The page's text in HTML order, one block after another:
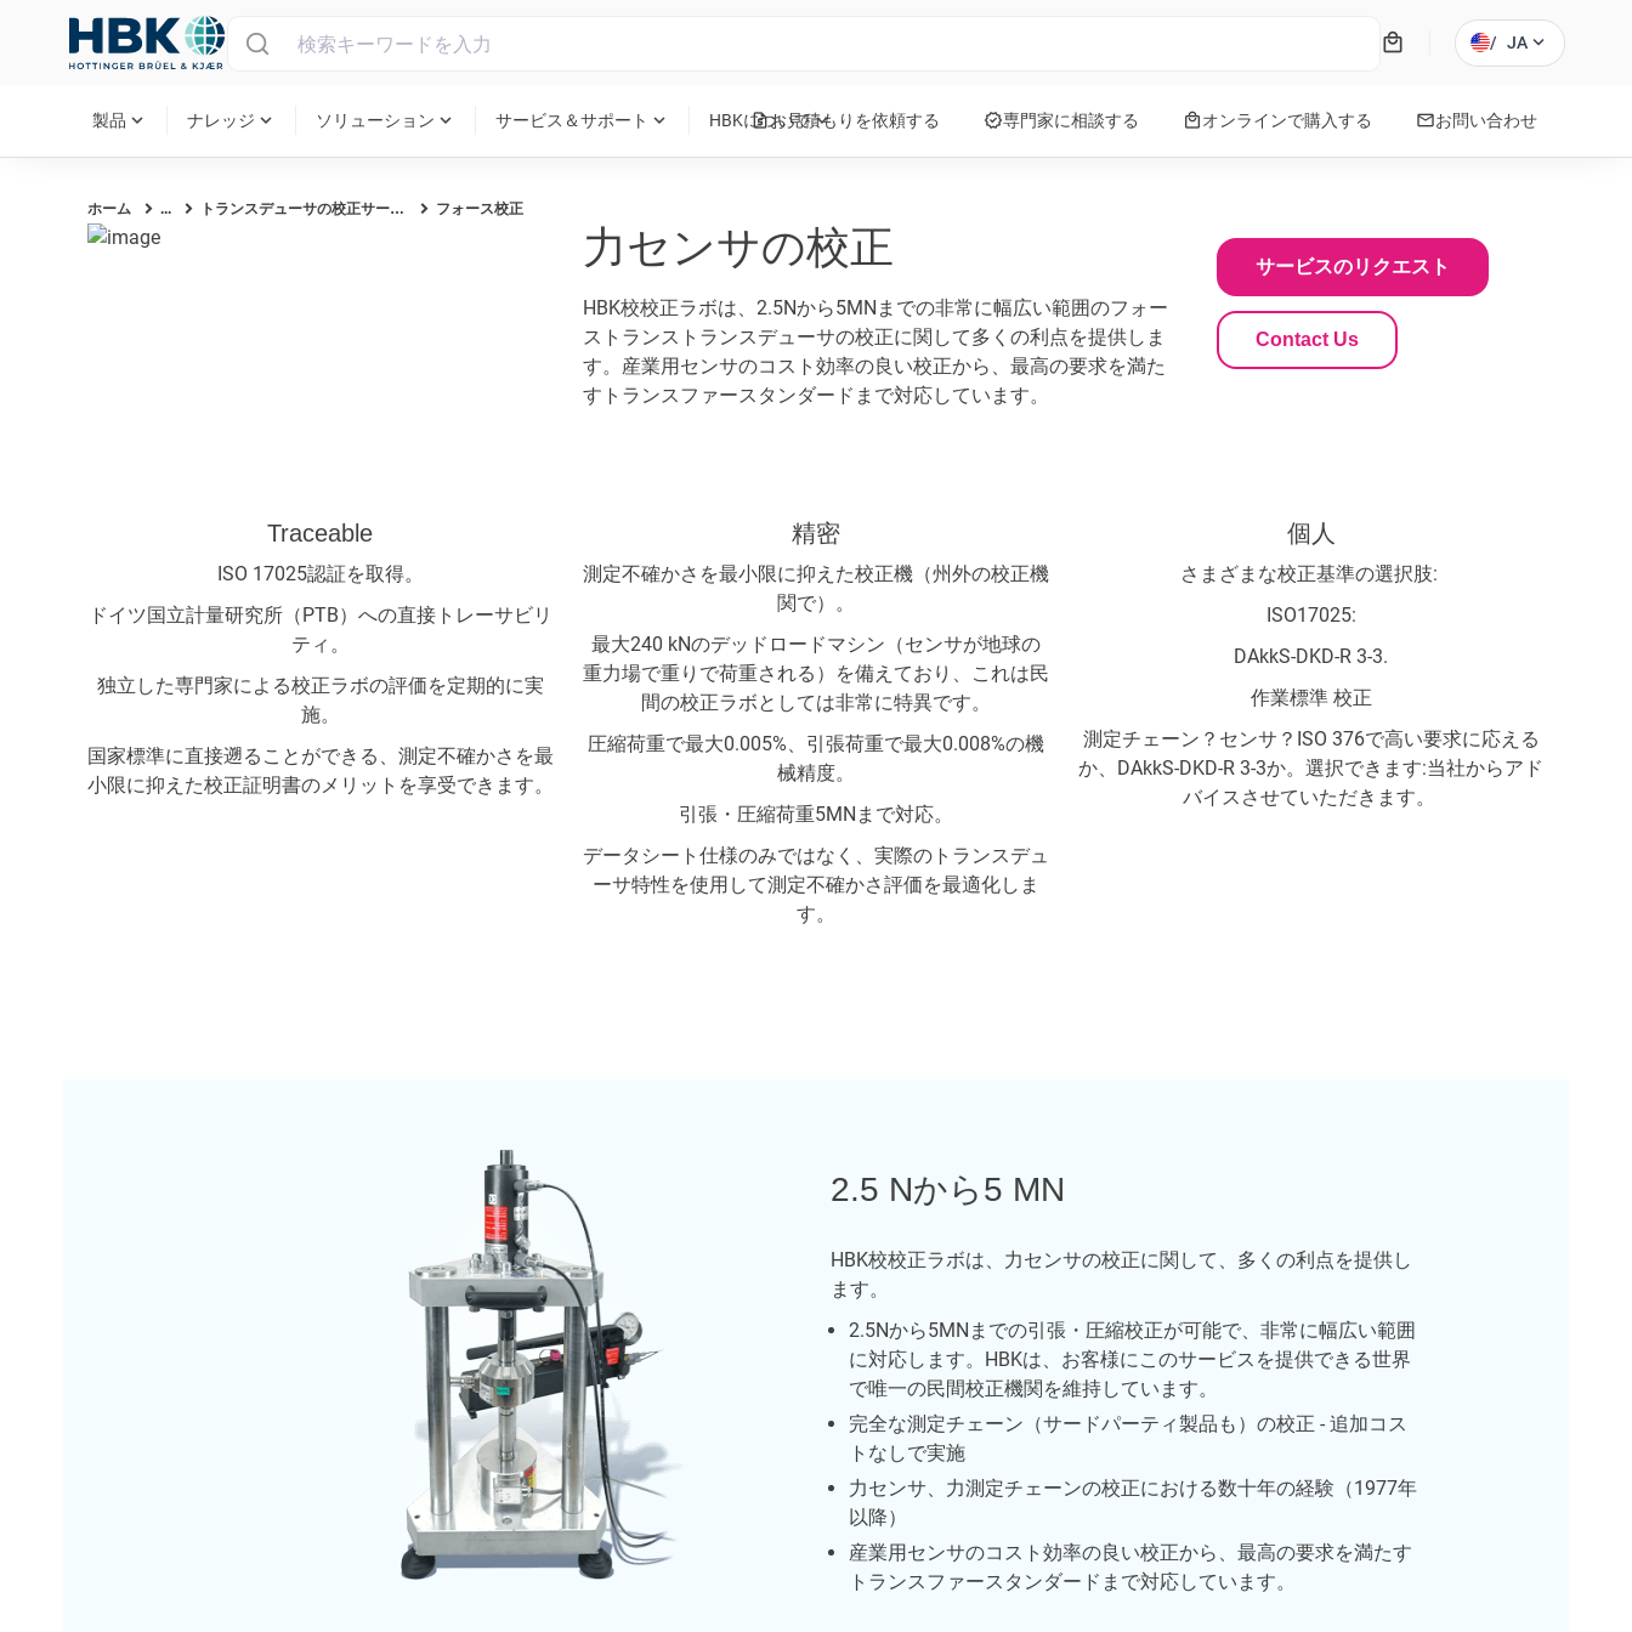
local_mall / JA expand_more
製品 expand_more ナレッジ expand_more ソリューション expand_more サービス＆サポート expand_more HBKについてexpand_more
request_quoteお見積もりを依頼する verified専門家に相談する local_mallオンラインで購入する mailお問い合わせ
ホーム ... トランスデューサの校正サービス フォース校正
力センサの校正
HBK校校正ラボは、2.5Nから5MNまでの非常に幅広い範囲のフォー
ストランストランスデューサの校正に関して多くの利点を提供しま
す。産業用センサのコスト効率の良い校正から、最高の要求を満た
すトランスファースタンダードまで対応しています。
サービスのリクエスト
Contact Us
Traceable
ISO 17025認証を取得。
ドイツ国立計量研究所（PTB）への直接トレーサビリ
ティ。
独立した専門家による校正ラボの評価を定期的に実
施。
国家標準に直接遡ることができる、測定不確かさを最
小限に抑えた校正証明書のメリットを享受できます。
精密
測定不確かさを最小限に抑えた校正機（州外の校正機
関で）。
最大240 kNのデッドロードマシン（センサが地球の
重力場で重りで荷重される）を備えており、これは民
間の校正ラボとしては非常に特異です。
圧縮荷重で最大0.005%、引張荷重で最大0.008%の機
械精度。
引張・圧縮荷重5MNまで対応。
データシート仕様のみではなく、実際のトランスデュ
ーサ特性を使用して測定不確かさ評価を最適化しま
す。
個人
さまざまな校正基準の選択肢:
ISO17025:
DAkkS-DKD-R 3-3.
作業標準 校正
測定チェーン？センサ？ISO 376で高い要求に応える
か、DAkkS-DKD-R 3-3か。選択できます:当社からアド
バイスさせていただきます。
2.5 Nから5 MN
HBK校校正ラボは、力センサの校正に関して、多くの利点を提供し
ます。
2.5Nから5MNまでの引張・圧縮校正が可能で、非常に幅広い範囲
に対応します。HBKは、お客様にこのサービスを提供できる世界
で唯一の民間校正機関を維持しています。
完全な測定チェーン（サードパーティ製品も）の校正 - 追加コス
トなしで実施
力センサ、力測定チェーンの校正における数十年の経験（1977年
以降）
産業用センサのコスト効率の良い校正から、最高の要求を満たす
トランスファースタンダードまで対応しています。